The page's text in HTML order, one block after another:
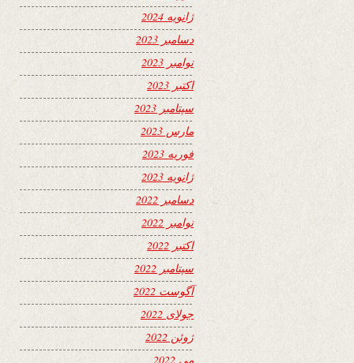
ژانویه 2024
دسامبر 2023
نوامبر 2023
اکتبر 2023
سپتامبر 2023
مارس 2023
فوریه 2023
ژانویه 2023
دسامبر 2022
نوامبر 2022
اکتبر 2022
سپتامبر 2022
آگوست 2022
جولای 2022
ژوئن 2022
می 2022